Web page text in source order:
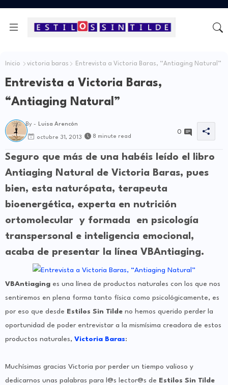
Inicio victoria baras Entrevista a Victoria Baras, “Antiaging Natural”
Entrevista a Victoria Baras,
“Antiaging Natural”
By - Luisa Arencón
octubre 31, 2013 8 minute read
0
Seguro que más de una habéis leído el libro
Antiaging Natural de Victoria Baras, pues
bien, esta naturópata, terapeuta
bioenergética, experta en nutrición
ortomolecular y formada en psicología
transpersonal e inteligencia emocional,
acaba de presentar la línea VBAntiaging.
VBAntiaging es una línea de productos naturales con los que nos
sentiremos en plena forma tanto física como psicológicamente, es
por eso que desde Estilos Sin Tilde no hemos querido perder la
oportunidad de poder entrevistar a la mismísima creadora de estos
productos naturales, Victoria Baras:
Muchísimas gracias Victoria por perder un tiempo valioso y
dedicarnos unas palabras para l@s lector@s de Estilos Sin Tilde